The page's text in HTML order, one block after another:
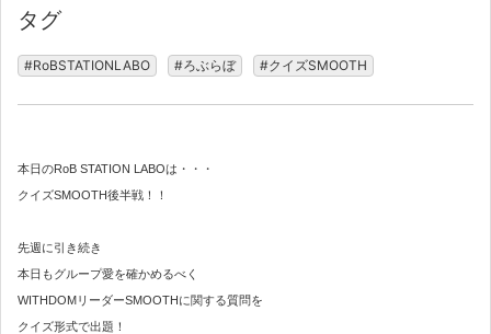
タグ
#RoBSTATIONLABO #ろぶらぼ #クイズSMOOTH
本日のRoB STATION LABOは・・・
クイズSMOOTH後半戦！！
先週に引き続き
本日もグループ愛を確かめるべく
WITHDOMリーダーSMOOTHに関する質問を
クイズ形式で出題！